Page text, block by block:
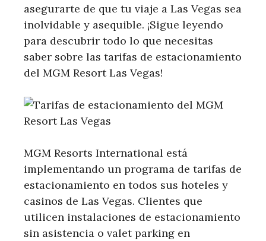
asegurarte de que tu viaje a Las Vegas sea
inolvidable y asequible. ¡Sigue leyendo
para descubrir todo lo que necesitas
saber sobre las tarifas de estacionamiento
del MGM Resort Las Vegas!
MGM Resorts International está
implementando un programa de tarifas de
estacionamiento en todos sus hoteles y
casinos de Las Vegas. Clientes que
utilicen instalaciones de estacionamiento
sin asistencia o valet parking en